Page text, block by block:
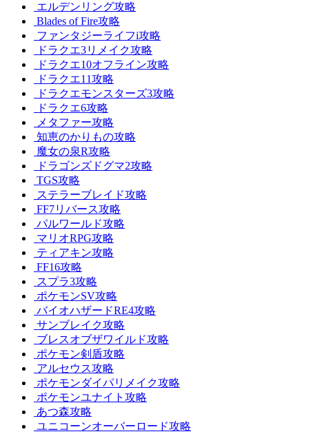
エルデンリング攻略
Blades of Fire攻略
ファンタジーライフi攻略
ドラクエ3リメイク攻略
ドラクエ10オフライン攻略
ドラクエ11攻略
ドラクエモンスターズ3攻略
ドラクエ6攻略
メタファー攻略
知恵のかりもの攻略
魔女の泉R攻略
ドラゴンズドグマ2攻略
TGS攻略
ステラーブレイド攻略
FF7リバース攻略
パルワールド攻略
マリオRPG攻略
ティアキン攻略
FF16攻略
スプラ3攻略
ポケモンSV攻略
バイオハザードRE4攻略
サンブレイク攻略
ブレスオブザワイルド攻略
ポケモン剣盾攻略
アルセウス攻略
ポケモンダイパリメイク攻略
ポケモンユナイト攻略
あつ森攻略
ユニコーンオーバーロード攻略